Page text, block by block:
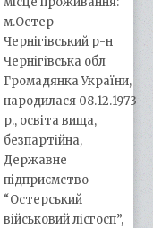
м.Остер
Чернігівський р-н
Чернігівська обл
Громадянка України,
народилася 08.12.1973
р., освіта вища,
безпартійна,
Державне
підприємство
“Остерський
військовий лісгосп”,